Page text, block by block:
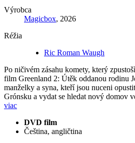
Výrobca
Magicbox, 2026
Réžia
Ric Roman Waugh
Po ničivém zásahu komety, který
film Greenland 2: Útěk oddanou rodinu
manželky a syna, kteří jsou nuceni
Grónsku a vydat se hledat nový domov
viac
DVD film
Čeština, angličtina